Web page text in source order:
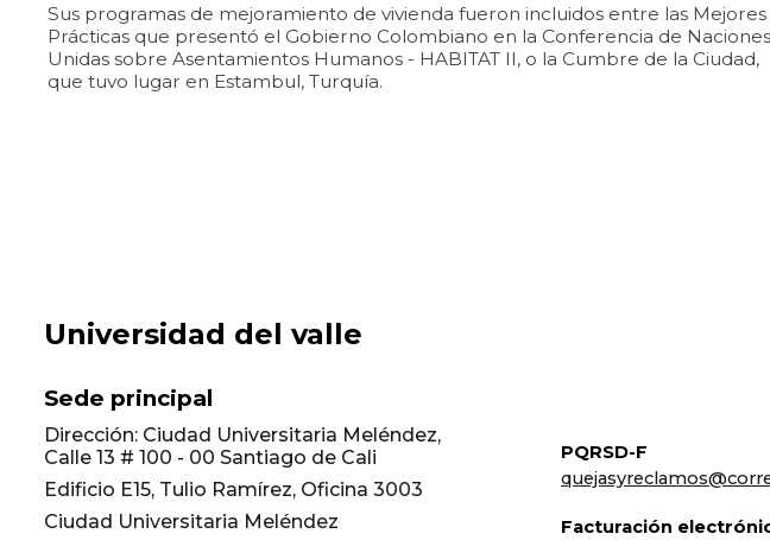
Sus programas de mejoramiento de vivienda fueron incluidos entre las Mejores
Prácticas que presentó el Gobierno Colombiano en la Conferencia de Naciones
Unidas sobre Asentamientos Humanos - HABITAT II, o la Cumbre de la Ciudad,
que tuvo lugar en Estambul, Turquía.
Universidad del valle
Sede principal
Dirección: Ciudad Universitaria Meléndez,
Calle 13 # 100 - 00 Santiago de Cali
Edificio E15, Tulio Ramírez, Oficina 3003
Ciudad Universitaria Meléndez
PQRSD-F
Facturación